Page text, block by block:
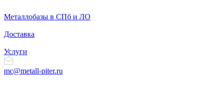
Металлобазы в СПб и ЛО
Доставка
Услуги
mc@metall-piter.ru